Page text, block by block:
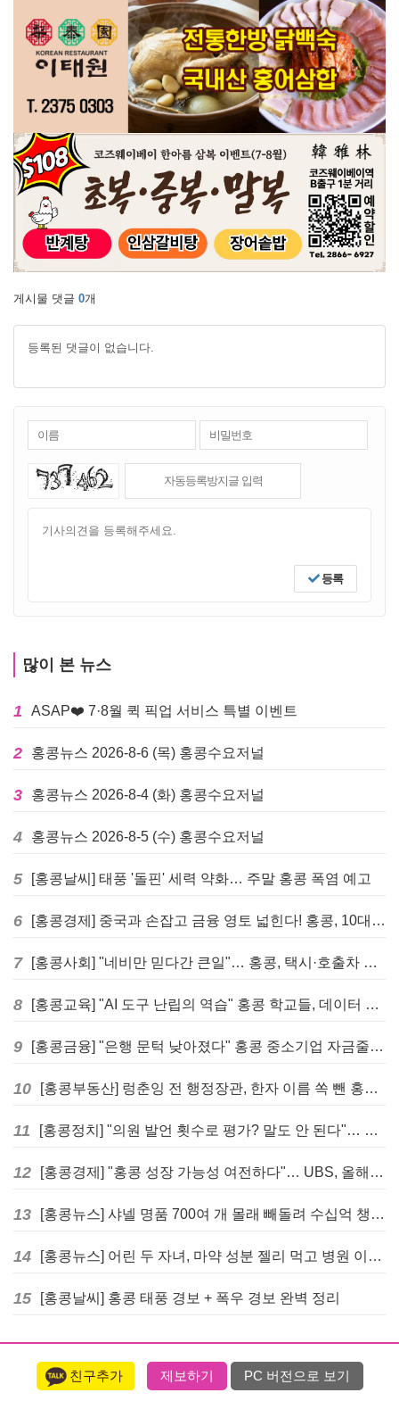
게시물 댓글 0개
등록된 댓글이 없습니다.
등록
많이 본 뉴스
1 ASAP❤️ 7·8월 퀵 픽업 서비스 특별 이벤트
2 홍콩뉴스 2026-8-6 (목) 홍콩수요저널
3 홍콩뉴스 2026-8-4 (화) 홍콩수요저널
4 홍콩뉴스 2026-8-5 (수) 홍콩수요저널
5 [홍콩날씨] 태풍 '돌핀' 세력 약화… 주말 홍콩 폭염 예고
6 [홍콩경제] 중국과 손잡고 금융 영토 넓힌다! 홍콩, 10대 신규 정책 발표
7 [홍콩사회] "네비만 믿다간 큰일"… 홍콩, 택시·호출차 통합 시험 도입하며 규제 본격화
8 [홍콩교육] "AI 도구 난립의 역습" 홍콩 학교들, 데이터 고립에 교육 효과 평가 비상
9 [홍콩금융] "은행 문턱 낮아졌다" 홍콩 중소기업 자금줄 숨통 트이나… HKMA "2분기 신용 조건 안정적"
10 [홍콩부동산] 렁춘잉 전 행정장관, 한자 이름 쏙 뺀 홍콩 고급 아파트 단지들에 쓴소리
11 [홍콩정치] "의원 발언 횟수로 평가? 말도 안 된다"… 홍콩 입법회 의장의 일침
12 [홍콩경제] "홍콩 성장 가능성 여전하다"… UBS, 올해 홍콩 GDP 성장률 전망치 4.5%로 대폭 상향
13 [홍콩뉴스] 샤넬 명품 700여 개 몰래 빼돌려 수십억 챙긴 직원 4년~7년형 선고
14 [홍콩뉴스] 어린 두 자녀, 마약 성분 젤리 먹고 병원 이송… 어머니와 친척 체포
15 [홍콩날씨] 홍콩 태풍 경보 + 폭우 경보 완벽 정리
친구추가 제보하기 PC 버전으로 보기